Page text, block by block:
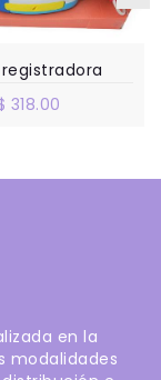
318.00
en la
modalidades